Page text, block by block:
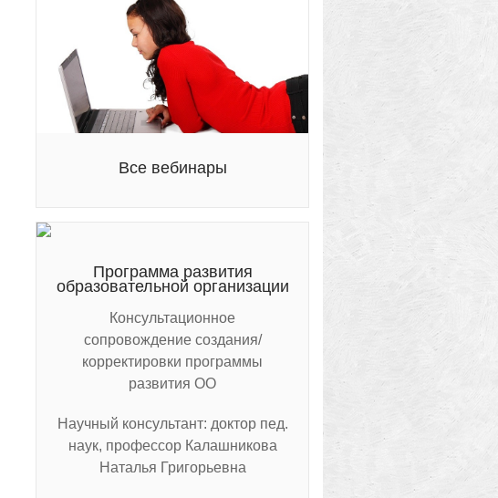
Все вебинары
Программа развития
образовательной организации
Консультационное
сопровождение создания/
корректировки программы
развития ОО
Научный консультант: доктор пед.
наук, профессор Калашникова
Наталья Григорьевна